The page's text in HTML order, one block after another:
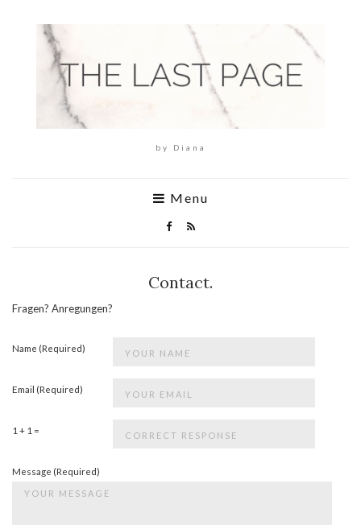
by Diana
Menu
Contact.
Fragen? Anregungen?
Name (Required)
Email (Required)
1 + 1 =
Message (Required)